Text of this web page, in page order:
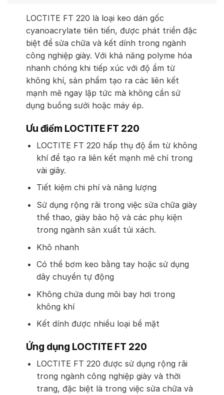
LOCTITE FT 220 là loại keo dán gốc
cyanoacrylate tiên tiến, được phát triển đặc
biệt để sửa chữa và kết dính trong ngành
công nghiệp giày. Với khả năng polyme hóa
nhanh chóng khi tiếp xúc với độ ẩm từ
không khí, sản phẩm tạo ra các liên kết
mạnh mẽ ngay lập tức mà không cần sử
dụng buồng sưởi hoặc máy ép.
Ưu điểm LOCTITE FT 220
LOCTITE FT 220 hấp thụ độ ẩm từ không
khí để tạo ra liên kết mạnh mẽ chỉ trong
vài giây.
Tiết kiệm chi phí và năng lượng
Sử dụng rộng rãi trong việc sửa chữa giày
thể thao, giày bảo hộ và các phụ kiện
trong ngành sản xuất túi xách.
Khô nhanh
Có thể bơm keo bằng tay hoặc sử dụng
dây chuyền tự động
Không chứa dung môi bay hơi trong
không khí
Kết dính được nhiều loại bề mặt
Ứng dụng LOCTITE FT 220
LOCTITE FT 220 được sử dụng rộng rãi
trong ngành công nghiệp giày và thời
trang, đặc biệt là trong việc sửa chữa và